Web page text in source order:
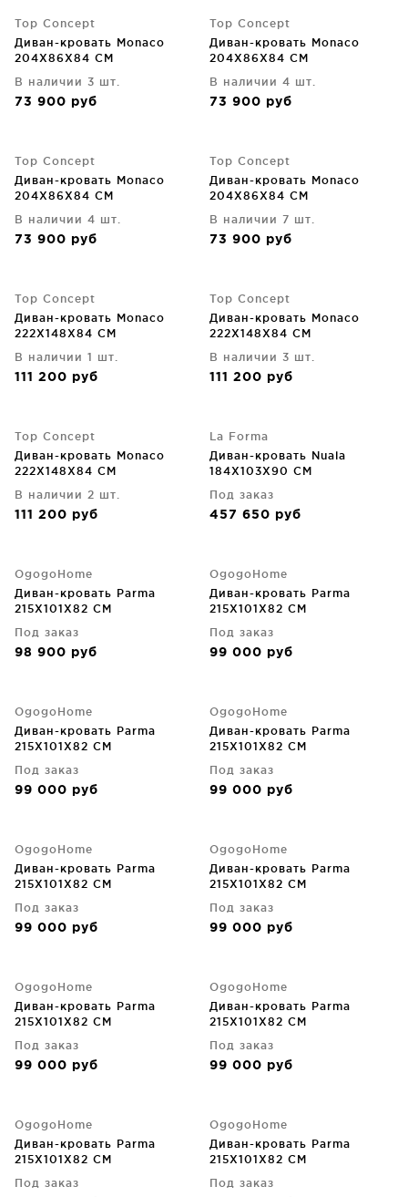
Top Concept
Диван-кровать Monaco
204X86X84 CM
В наличии 3 шт.
73 900 руб
Top Concept
Диван-кровать Monaco
204X86X84 CM
В наличии 4 шт.
73 900 руб
Top Concept
Диван-кровать Monaco
204X86X84 CM
В наличии 4 шт.
73 900 руб
Top Concept
Диван-кровать Monaco
204X86X84 CM
В наличии 7 шт.
73 900 руб
Top Concept
Диван-кровать Monaco
222X148X84 CM
В наличии 1 шт.
111 200 руб
Top Concept
Диван-кровать Monaco
222X148X84 CM
В наличии 3 шт.
111 200 руб
Top Concept
Диван-кровать Monaco
222X148X84 CM
В наличии 2 шт.
111 200 руб
La Forma
Диван-кровать Nuala
184X103X90 CM
Под заказ
457 650 руб
OgogoHome
Диван-кровать Parma
215X101X82 CM
Под заказ
98 900 руб
OgogoHome
Диван-кровать Parma
215X101X82 CM
Под заказ
99 000 руб
OgogoHome
Диван-кровать Parma
215X101X82 CM
Под заказ
99 000 руб
OgogoHome
Диван-кровать Parma
215X101X82 CM
Под заказ
99 000 руб
OgogoHome
Диван-кровать Parma
215X101X82 CM
Под заказ
99 000 руб
OgogoHome
Диван-кровать Parma
215X101X82 CM
Под заказ
99 000 руб
OgogoHome
Диван-кровать Parma
215X101X82 CM
Под заказ
99 000 руб
OgogoHome
Диван-кровать Parma
215X101X82 CM
Под заказ
99 000 руб
OgogoHome
Диван-кровать Parma
215X101X82 CM
Под заказ
OgogoHome
Диван-кровать Parma
215X101X82 CM
Под заказ